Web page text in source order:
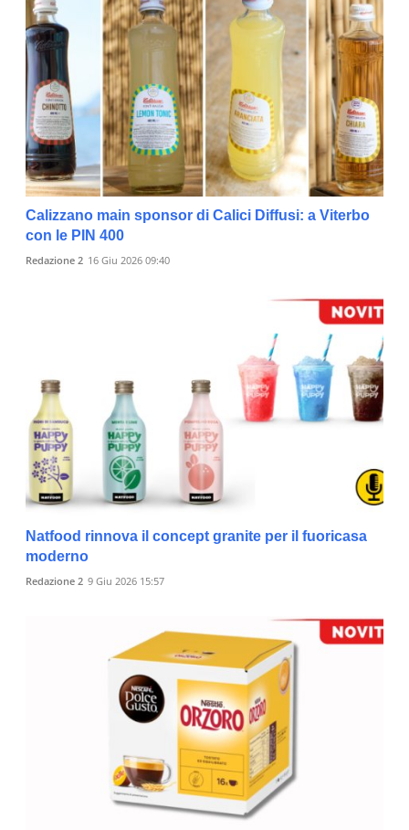
Calizzano main sponsor di Calici Diffusi: a Viterbo
con le PIN 400
Redazione 2 16 Giu 2026 09:40
Natfood rinnova il concept granite per il fuoricasa
moderno
Redazione 2 9 Giu 2026 15:57